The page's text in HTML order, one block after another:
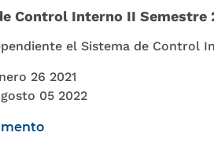
Control Interno II Semestre
el Sistema de Control
26 2021
05 2022